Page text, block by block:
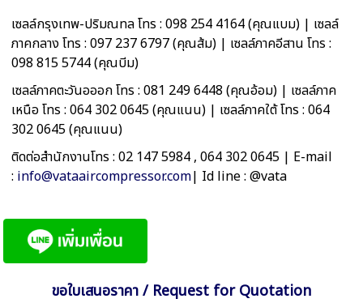
เซลล์กรุงเทพ-ปริมณทล โทร : 098 254 4164 (คุณแบม) | เซลล์
ภาคกลาง โทร : 097 237 6797 (คุณส้ม) | เซลล์ภาคอีสาน โทร :
098 815 5744 (คุณบีม)
เซลล์ภาคตะวันอออก โทร : 081 249 6448 (คุณอ้อม) | เซลล์ภาค
เหนือ โทร : 064 302 0645 (คุณแนน) | เซลล์ภาคใต้ โทร : 064
302 0645 (คุณแนน)
ติดต่อสำนักงานโทร : 02 147 5984 , 064 302 0645 | E-mail
: info@vataaircompressor.com| Id line : @vata
ขอใบเสนอราคา / Request for Quotation